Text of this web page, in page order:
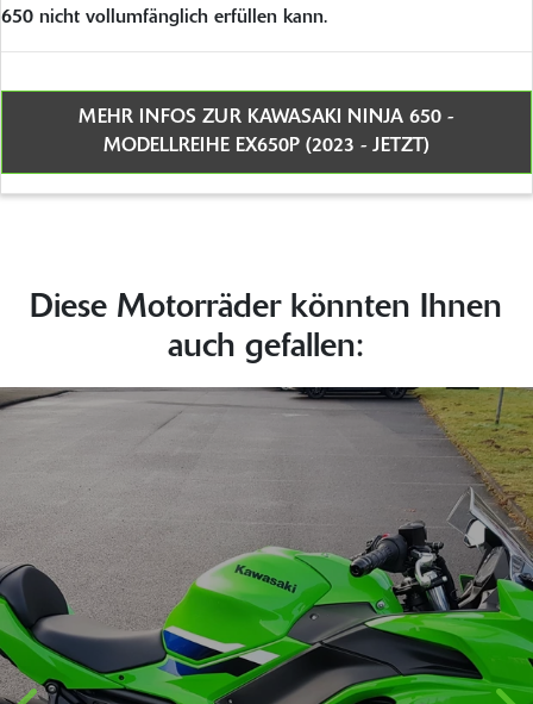
650 nicht vollumfänglich erfüllen kann.
MEHR INFOS ZUR KAWASAKI NINJA 650 -
MODELLREIHE EX650P (2023 - JETZT)
Diese Motorräder könnten Ihnen
auch gefallen: